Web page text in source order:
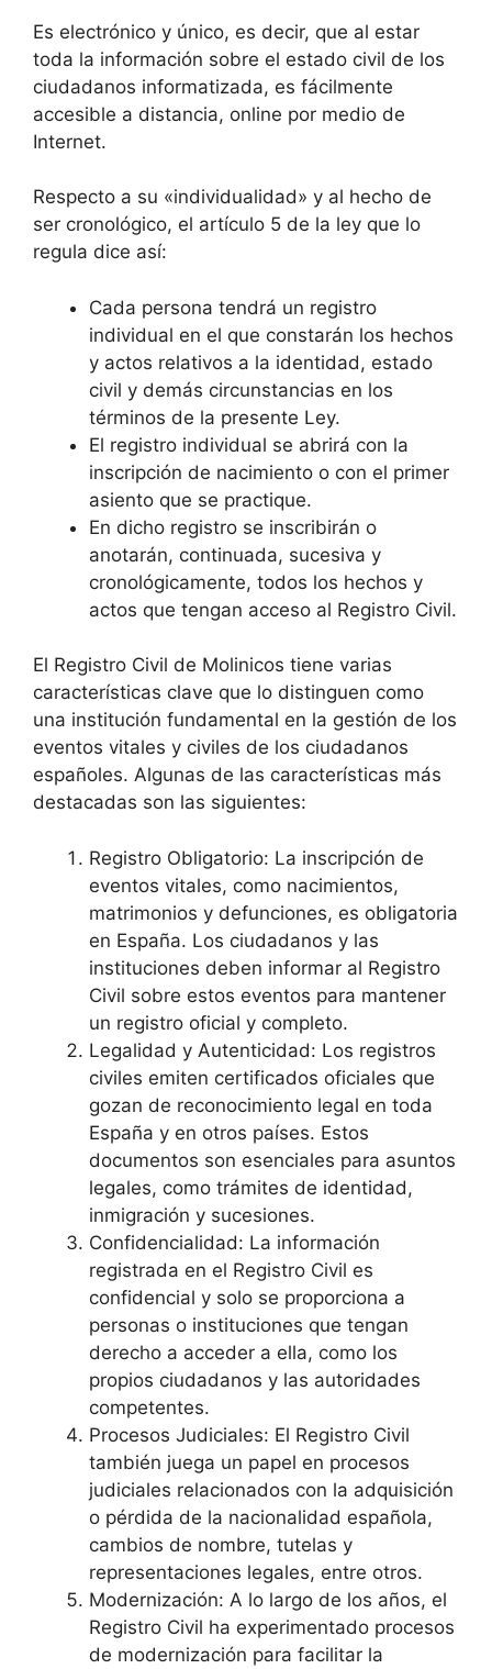
Es electrónico y único, es decir, que al estar
toda la información sobre el estado civil de los
ciudadanos informatizada, es fácilmente
accesible a distancia, online por medio de
Internet.
Respecto a su «individualidad» y al hecho de
ser cronológico, el artículo 5 de la ley que lo
regula dice así:
Cada persona tendrá un registro
individual en el que constarán los hechos
y actos relativos a la identidad, estado
civil y demás circunstancias en los
términos de la presente Ley.
El registro individual se abrirá con la
inscripción de nacimiento o con el primer
asiento que se practique.
En dicho registro se inscribirán o
anotarán, continuada, sucesiva y
cronológicamente, todos los hechos y
actos que tengan acceso al Registro Civil.
El Registro Civil de Molinicos tiene varias
características clave que lo distinguen como
una institución fundamental en la gestión de los
eventos vitales y civiles de los ciudadanos
españoles. Algunas de las características más
destacadas son las siguientes:
Registro Obligatorio: La inscripción de
eventos vitales, como nacimientos,
matrimonios y defunciones, es obligatoria
en España. Los ciudadanos y las
instituciones deben informar al Registro
Civil sobre estos eventos para mantener
un registro oficial y completo.
Legalidad y Autenticidad: Los registros
civiles emiten certificados oficiales que
gozan de reconocimiento legal en toda
España y en otros países. Estos
documentos son esenciales para asuntos
legales, como trámites de identidad,
inmigración y sucesiones.
Confidencialidad: La información
registrada en el Registro Civil es
confidencial y solo se proporciona a
personas o instituciones que tengan
derecho a acceder a ella, como los
propios ciudadanos y las autoridades
competentes.
Procesos Judiciales: El Registro Civil
también juega un papel en procesos
judiciales relacionados con la adquisición
o pérdida de la nacionalidad española,
cambios de nombre, tutelas y
representaciones legales, entre otros.
Modernización: A lo largo de los años, el
Registro Civil ha experimentado procesos
de modernización para facilitar la